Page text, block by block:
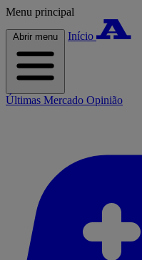
Menu principal
Abrir menu Início
Últimas Mercado Opinião